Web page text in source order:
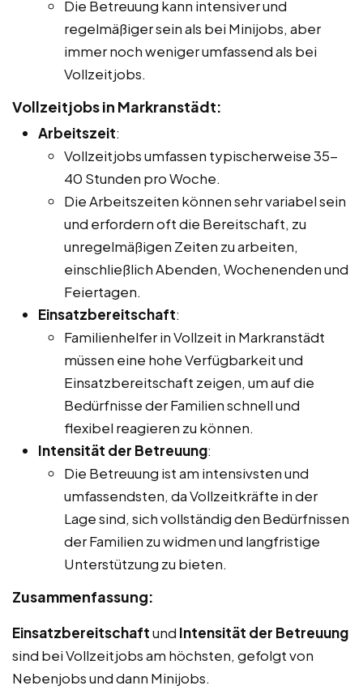
Die Betreuung kann intensiver und
regelmäßiger sein als bei Minijobs, aber
immer noch weniger umfassend als bei
Vollzeitjobs.
Vollzeitjobs in Markranstädt:
Arbeitszeit:
Vollzeitjobs umfassen typischerweise 35-
40 Stunden pro Woche.
Die Arbeitszeiten können sehr variabel sein
und erfordern oft die Bereitschaft, zu
unregelmäßigen Zeiten zu arbeiten,
einschließlich Abenden, Wochenenden und
Feiertagen.
Einsatzbereitschaft:
Familienhelfer in Vollzeit in Markranstädt
müssen eine hohe Verfügbarkeit und
Einsatzbereitschaft zeigen, um auf die
Bedürfnisse der Familien schnell und
flexibel reagieren zu können.
Intensität der Betreuung:
Die Betreuung ist am intensivsten und
umfassendsten, da Vollzeitkräfte in der
Lage sind, sich vollständig den Bedürfnissen
der Familien zu widmen und langfristige
Unterstützung zu bieten.
Zusammenfassung:
Einsatzbereitschaftund Intensität der Betreuung
sind bei Vollzeitjobs am höchsten, gefolgt von
Nebenjobs und dann Minijobs.